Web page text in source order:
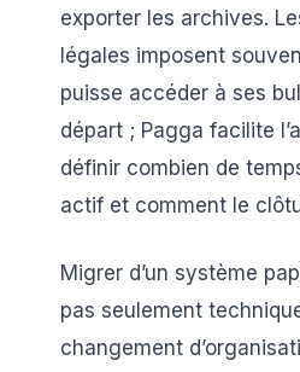
exporter les archives.
légales imposent
puisse accéder à ses
départ ; Pagga facilite
définir combien de
actif et comment le
Migrer d’un système
pas seulement
changement